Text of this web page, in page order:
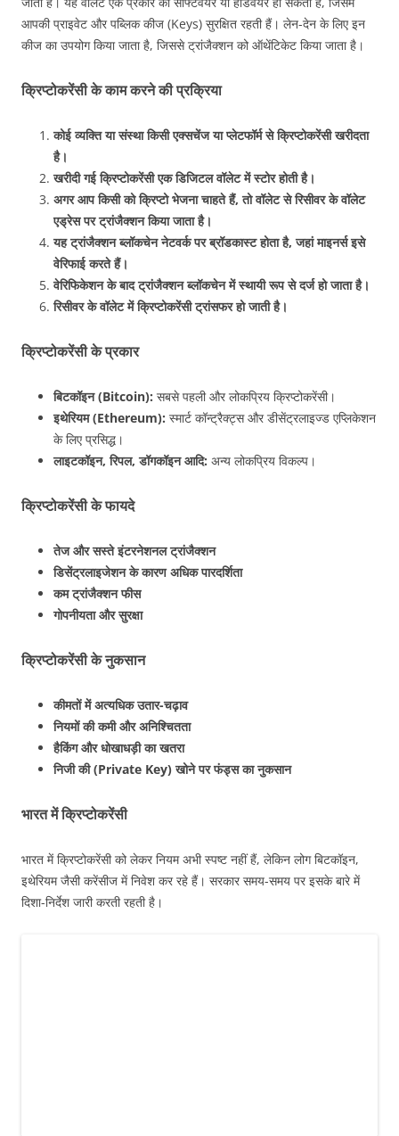
आपकी प्राइवेट और पब्लिक कीज (Keys) सुरक्षित रहती हैं। लेन-देन के लिए इन
कीज का उपयोग किया जाता है, जिससे ट्रांजैक्शन को ऑथेंटिकेट किया जाता है।
क्रिप्टोकरेंसी के काम करने की प्रक्रिया
कोई व्यक्ति या संस्था किसी एक्सचेंज या प्लेटफॉर्म से क्रिप्टोकरेंसी खरीदता
है।
खरीदी गई क्रिप्टोकरेंसी एक डिजिटल वॉलेट में स्टोर होती है।
अगर आप किसी को क्रिप्टो भेजना चाहते हैं, तो वॉलेट से रिसीवर के वॉलेट
एड्रेस पर ट्रांजैक्शन किया जाता है।
यह ट्रांजैक्शन ब्लॉकचेन नेटवर्क पर ब्रॉडकास्ट होता है, जहां माइनर्स इसे
वेरिफाई करते हैं।
वेरिफिकेशन के बाद ट्रांजैक्शन ब्लॉकचेन में स्थायी रूप से दर्ज हो जाता है।
रिसीवर के वॉलेट में क्रिप्टोकरेंसी ट्रांसफर हो जाती है।
क्रिप्टोकरेंसी के प्रकार
बिटकॉइन (Bitcoin): सबसे पहली और लोकप्रिय क्रिप्टोकरेंसी।
इथेरियम (Ethereum): स्मार्ट कॉन्ट्रैक्ट्स और डीसेंट्रलाइज्ड एप्लिकेशन
के लिए प्रसिद्ध।
लाइटकॉइन, रिपल, डॉगकॉइन आदि: अन्य लोकप्रिय विकल्प।
क्रिप्टोकरेंसी के फायदे
तेज और सस्ते इंटरनेशनल ट्रांजैक्शन
डिसेंट्रलाइजेशन के कारण अधिक पारदर्शिता
कम ट्रांजैक्शन फीस
गोपनीयता और सुरक्षा
क्रिप्टोकरेंसी के नुकसान
कीमतों में अत्यधिक उतार-चढ़ाव
नियमों की कमी और अनिश्चितता
हैकिंग और धोखाधड़ी का खतरा
निजी की (Private Key) खोने पर फंड्स का नुकसान
भारत में क्रिप्टोकरेंसी
भारत में क्रिप्टोकरेंसी को लेकर नियम अभी स्पष्ट नहीं हैं, लेकिन लोग बिटकॉइन,
इथेरियम जैसी करेंसीज में निवेश कर रहे हैं। सरकार समय-समय पर इसके बारे में
दिशा-निर्देश जारी करती रहती है।